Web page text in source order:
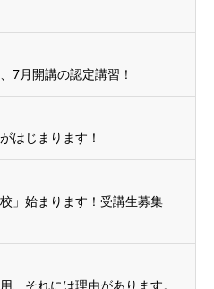
7月開講の認定講習！
はじまります！
」始まります！受講生募集
、それには理由があります。